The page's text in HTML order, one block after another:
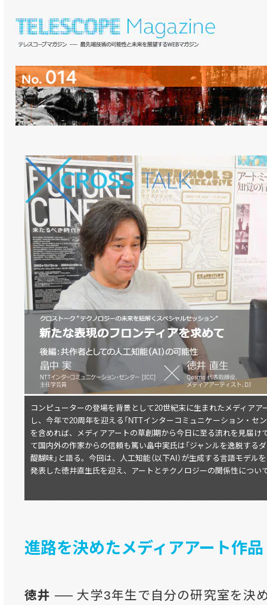
コンピューターの登場を背景として20世紀末に生まれたメディアア
し、今年で20周年を迎える「NTTインターコミュニケーション・セン
を含めれば、メディアアートの草創期から今日に至る流れを見届け
て国内外の作家からの信頼も篤い畠中実氏は「ジャンルを逸脱する
醍醐味」と語る。今回は、人工知能（以下AI）が生成する言語モデル
発表した徳井直生氏を迎え、アートとテクノロジーの関係性につい
進路を決めたメディアアート作品
徳井 ── 大学3年生で自分の研究室を決